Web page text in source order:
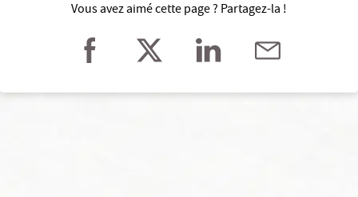
Vous avez aimé cette page ? Partagez-la !